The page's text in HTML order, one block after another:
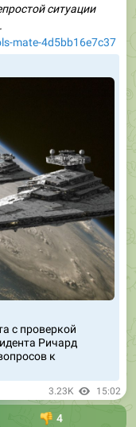
ситуации
mate-4d5bb16e7c37
с проверкой
Ричард
к
3.23K 15:02
4